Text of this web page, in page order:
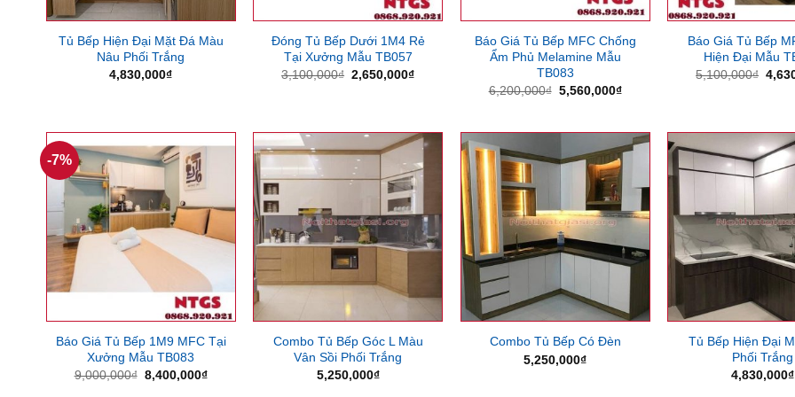
Tủ Bếp Hiện Đại Mặt Đá Màu
Nâu Phối Trắng
4,830,000₫
Đóng Tủ Bếp Dưới 1M4 Rẻ
Tại Xưởng Mẫu TB057
3,100,000₫ Giá
2,650,000₫Giá
Báo Giá Tủ Bếp MFC Chống
Ẩm Phủ Melamine Mẫu
TB083
6,200,000₫ Giá
5,560,000₫Giá
5,560,000₫.
Báo Giá Tủ Bếp
Hiện Đại Mẫu
5,100,000₫ Giá
-7%
Báo Giá Tủ Bếp 1M9 MFC Tại
Xưởng Mẫu TB083
9,000,000₫ Giá
8,400,000₫Giá
Combo Tủ Bếp Góc L Màu
Vân Sồi Phối Trắng
5,250,000₫
Combo Tủ Bếp Có Đèn
5,250,000₫
Tủ Bếp Hiện Đại
Phối Trắng
4,830,000₫